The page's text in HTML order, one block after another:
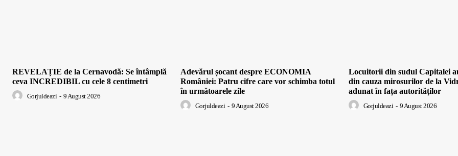
REVELAȚIE de la Cernavodă: Se întâmplă
ceva INCREDIBIL cu cele 8 centimetri
Gorjuldeazi - 9 August 2026
Adevărul șocant despre ECONOMIA
României: Patru cifre care vor schimba totul
în următoarele zile
Gorjuldeazi - 9 August 2026
Locuitorii din sudul Capitalei
din cauza mirosurilor de la
adunat în fața autorităților
Gorjuldeazi - 9 August 2026